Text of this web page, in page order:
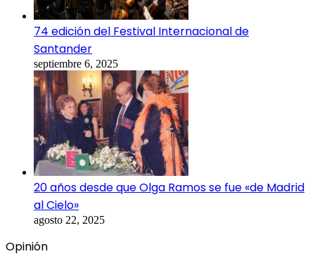
74 edición del Festival Internacional de
Santander
septiembre 6, 2025
20 años desde que Olga Ramos se fue «de Madrid
al Cielo»
agosto 22, 2025
Opinión